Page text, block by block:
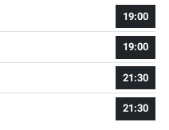
19:00
19:00
21:30
21:30